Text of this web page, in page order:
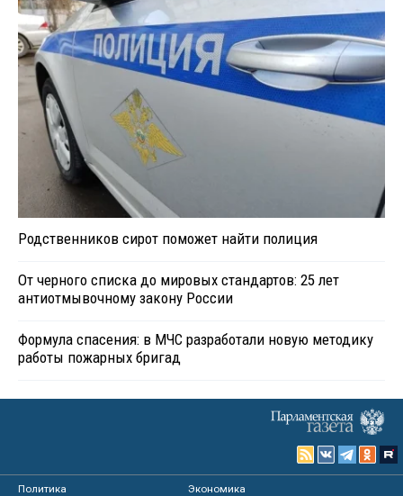
Родственников сирот поможет найти полиция
От черного списка до мировых стандартов: 25 лет
антиотмывочному закону России
Формула спасения: в МЧС разработали новую методику
работы пожарных бригад
Политика
Экономика